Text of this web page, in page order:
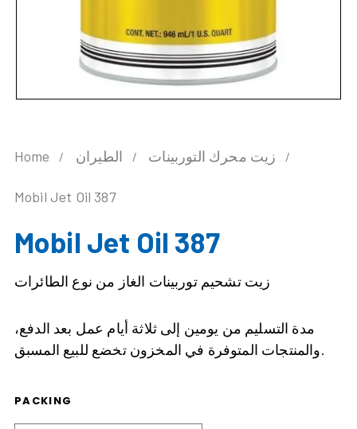
Home الطيران زيت محرك التوربينات
Mobil Jet Oil 387
Mobil Jet Oil 387
زيت تشحيم توربينات الغاز من نوع الطائرات
مدة التسليم من يومين إلى ثلاثة أيام عمل بعد الدفع،
والمنتجات المتوفرة في المخزون تخضع للبيع المسبق.
PACKING